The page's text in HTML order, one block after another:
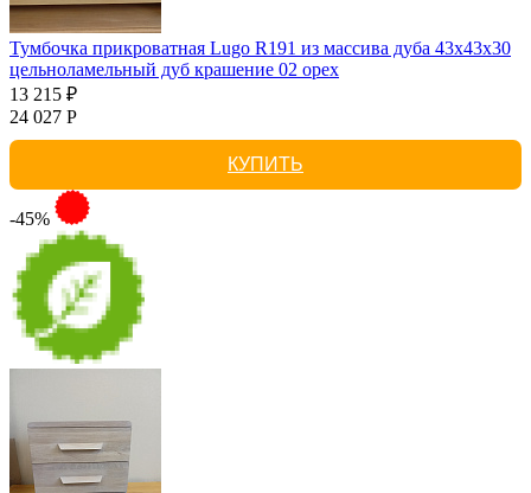
Тумбочка прикроватная Lugo R191 из массива дуба 43х43х30
цельноламельный дуб крашение 02 орех
13 215 ₽
24 027 Р
КУПИТЬ
-45%